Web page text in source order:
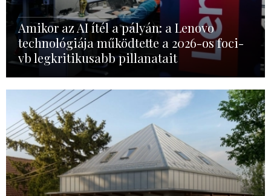
Amikor az AI ítél a pályán: a Lenovo
technológiája működtette a 2026-os foci-
vb legkritikusabb pillanatait